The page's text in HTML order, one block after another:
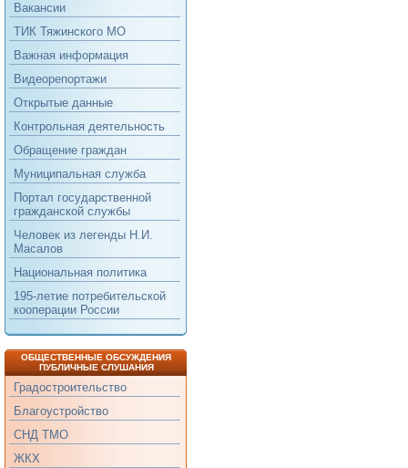
Вакансии
ТИК Тяжинского МО
Важная информация
Видеорепортажи
Открытые данные
Контрольная деятельность
Обращение граждан
Муниципальная служба
Портал государственной
гражданской службы
Человек из легенды Н.И.
Масалов
Национальная политика
195-летие потребительской
кооперации России
ОБЩЕСТВЕННЫЕ ОБСУЖДЕНИЯ
ПУБЛИЧНЫЕ СЛУШАНИЯ
Градостроительство
Благоустройство
СНД ТМО
ЖКХ